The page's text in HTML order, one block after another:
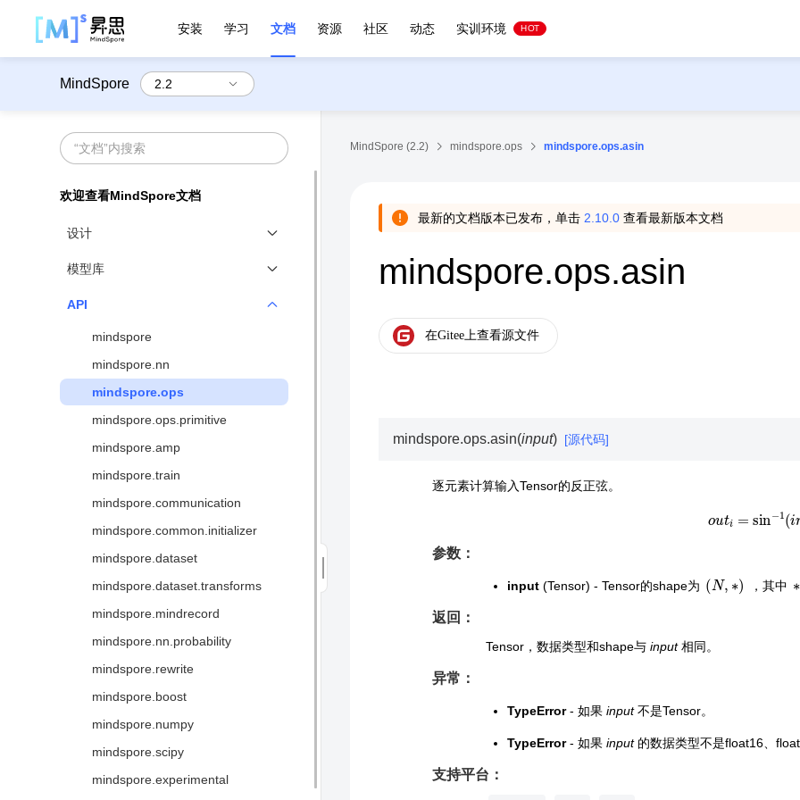
安装 学习 文档 资源 社区 动态 实训环境 HOT
MindSpore
欢迎查看MindSpore文档
设计
MindSpore设计概览
分布式并行原生
高性能数据处理引擎
全场景统一架构
图算融合加速引擎
三方硬件对接
模型库
API
mindspore
mindspore.nn
mindspore.ops
mindspore.ops.primitive
mindspore.amp
mindspore.train
mindspore.communication
mindspore.common.initializer
mindspore.dataset
mindspore.dataset.transforms
mindspore.mindrecord
mindspore.nn.probability
mindspore.rewrite
mindspore.boost
mindspore.numpy
mindspore.scipy
mindspore.experimental
MindSpore (2.2) mindspore.ops mindspore.ops.asin
最新的文档版本已发布，单击 2.10.0 查看最新版本文档
mindspore.ops.asin
mindspore.ops.asin(input) [源代码]
逐元素计算输入Tensor的反正弦。
u sin 1 (in
参数：
input (Tensor) - Tensor的shape为 ( N, ) ，其中
返回：
Tensor，数据类型和shape与 input相同。
异常：
TypeError- 如果 input不是Tensor。
TypeError- 如果 input的数据类型不是float16、
支持平台：